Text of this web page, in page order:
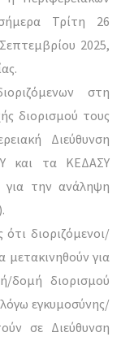
Τρίτη 26
2025,
στη
διορισμού τους
Διεύθυνση
και τα ΚΕΔΑΣΥ
για την ανάληψη
διοριζόμενοι/
μετακινηθούν για
δομή διορισμού
εγκυμοσύνης/
σε Διεύθυνση